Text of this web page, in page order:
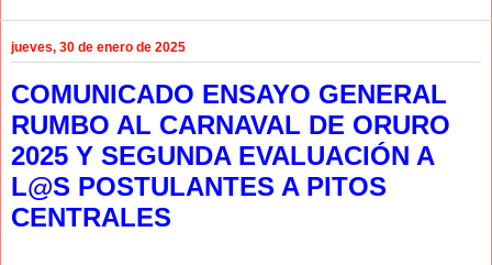
jueves, 30 de enero de 2025
COMUNICADO ENSAYO GENERAL
RUMBO AL CARNAVAL DE ORURO
2025 Y SEGUNDA EVALUACIÓN A
L@S POSTULANTES A PITOS
CENTRALES